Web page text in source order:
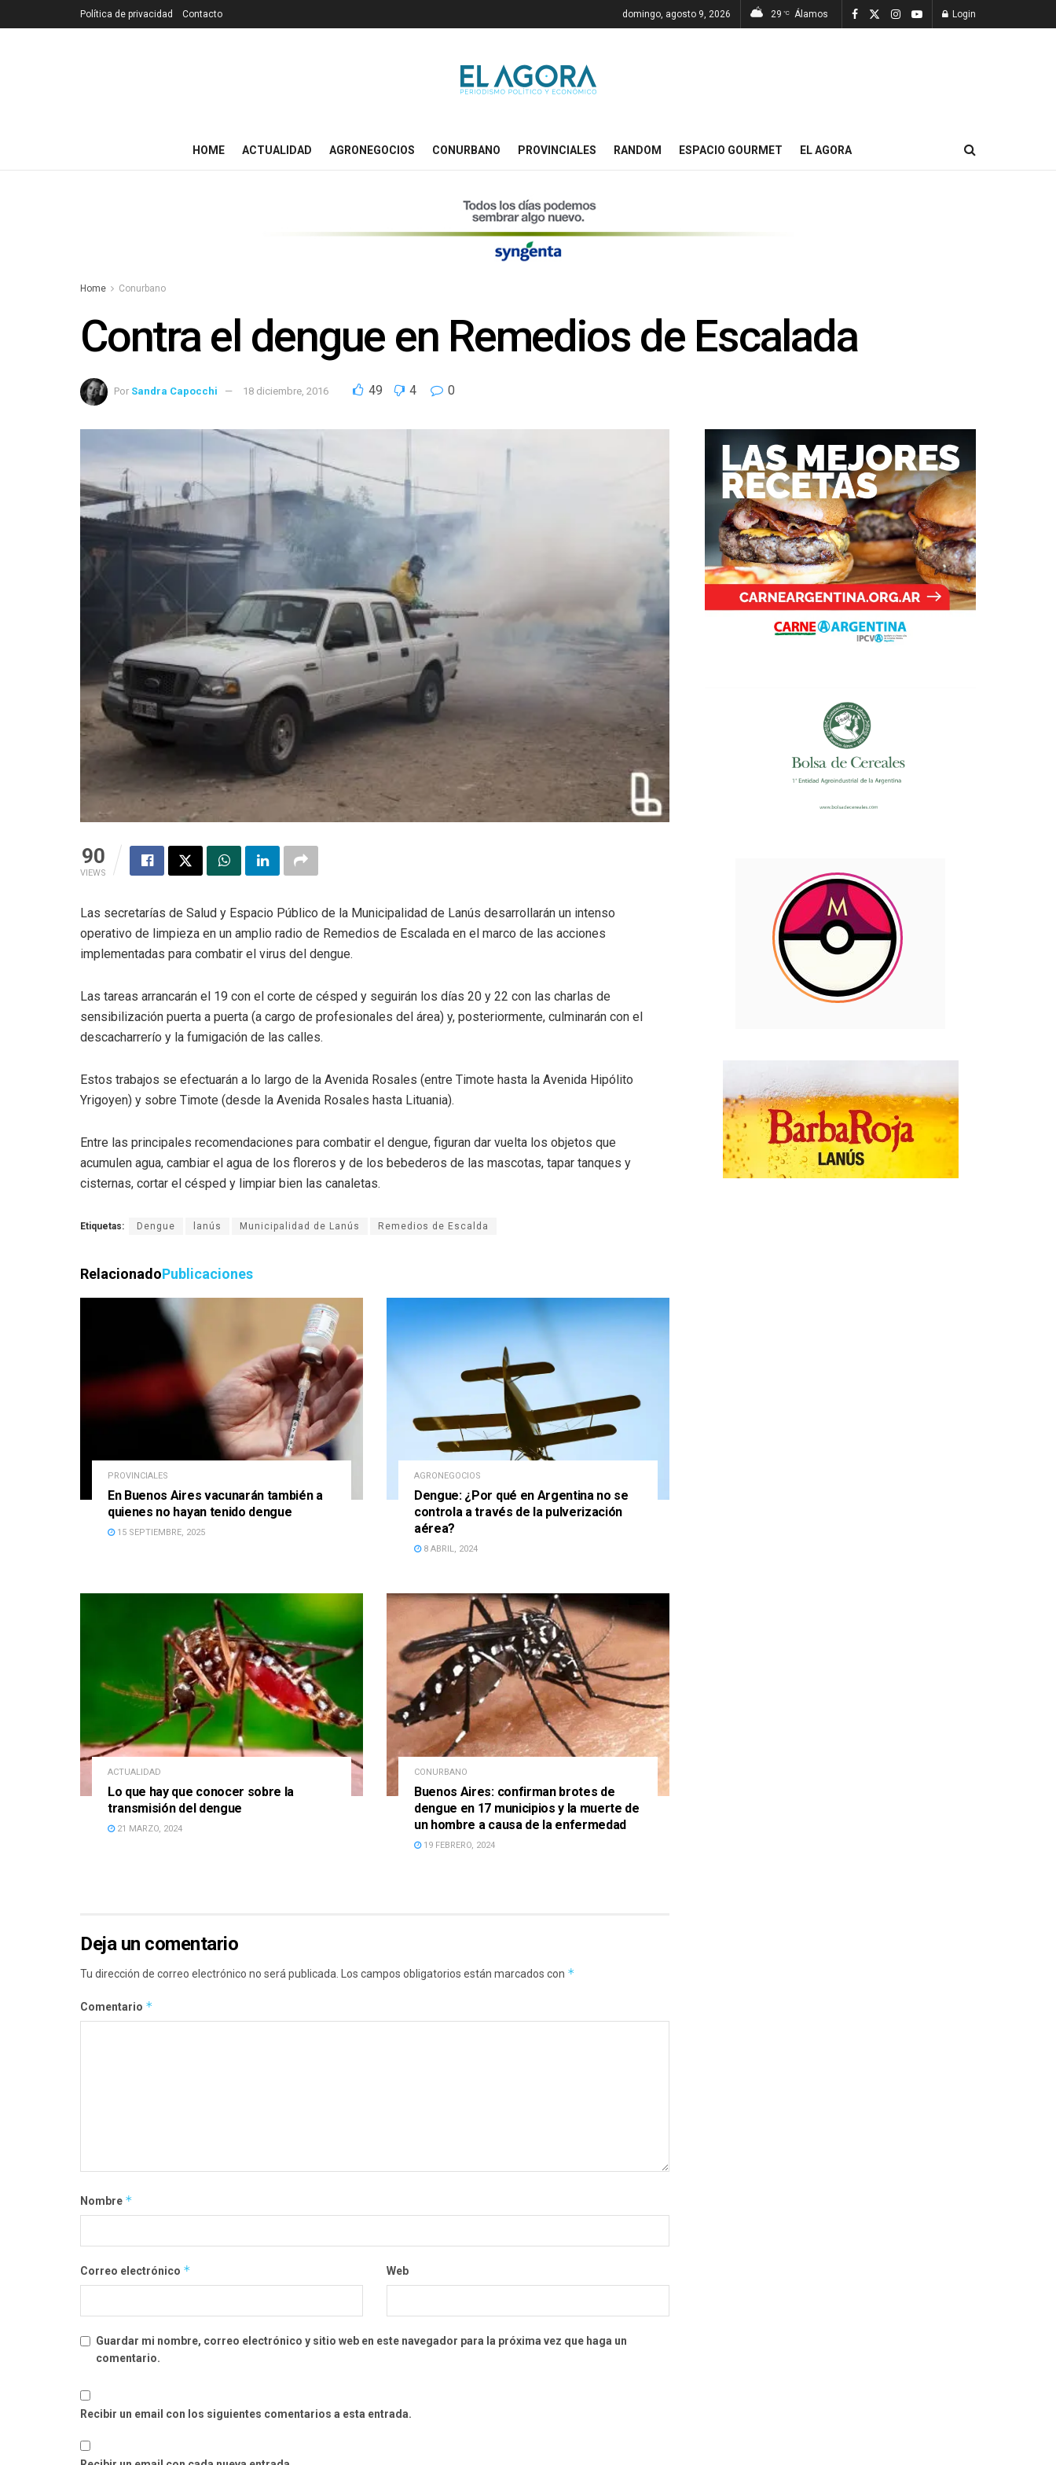
Política de privacidad Contacto domingo, agosto 9, 2026 29 °C Álamos Login
HOME ACTUALIDAD AGRONEGOCIOS CONURBANO PROVINCIALES RANDOM ESPACIO GOURMET EL AGORA
Home Conurbano
Contra el dengue en Remedios de Escalada
Por Sandra Capocchi 18 diciembre, 2016 49 4 0
90
VIEWS
Las secretarías de Salud y Espacio Público de la Municipalidad de Lanús desarrollarán un intenso
operativo de limpieza en un amplio radio de Remedios de Escalada en el marco de las acciones
implementadas para combatir el virus del dengue.
Las tareas arrancarán el 19 con el corte de césped y seguirán los días 20 y 22 con las charlas de
sensibilización puerta a puerta (a cargo de profesionales del área) y, posteriormente, culminarán con el
descacharrerío y la fumigación de las calles.
Estos trabajos se efectuarán a lo largo de la Avenida Rosales (entre Timote hasta la Avenida Hipólito
Yrigoyen) y sobre Timote (desde la Avenida Rosales hasta Lituania).
Entre las principales recomendaciones para combatir el dengue, figuran dar vuelta los objetos que
acumulen agua, cambiar el agua de los floreros y de los bebederos de las mascotas, tapar tanques y
cisternas, cortar el césped y limpiar bien las canaletas.
Etiquetas: Dengue lanús Municipalidad de Lanús Remedios de Escalda
RelacionadoPublicaciones
PROVINCIALES
En Buenos Aires vacunarán también a
quienes no hayan tenido dengue
15 SEPTIEMBRE, 2025
AGRONEGOCIOS
Dengue: ¿Por qué en Argentina no se
controla a través de la pulverización
aérea?
8 ABRIL, 2024
ACTUALIDAD
Lo que hay que conocer sobre la
transmisión del dengue
21 MARZO, 2024
CONURBANO
Buenos Aires: confirman brotes de
dengue en 17 municipios y la muerte de
un hombre a causa de la enfermedad
19 FEBRERO, 2024
Deja un comentario
Tu dirección de correo electrónico no será publicada. Los campos obligatorios están marcados con *
Comentario *
Nombre *
Correo electrónico * Web
Guardar mi nombre, correo electrónico y sitio web en este navegador para la próxima vez que haga un
comentario.
Recibir un email con los siguientes comentarios a esta entrada.